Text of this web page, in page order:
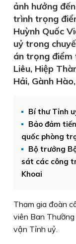
ảnh hưởng
trình trọng
Huỳnh Quốc
uỷ trong
án trọng điểm
Liêu, Hiệp
Hải, Gành
Bí thư Tỉnh
Bảo đảm
quốc phòng
Bộ trưởng
sát các công
Khoai
Tham gia đoàn
viên Ban
vận Tỉnh uỷ.